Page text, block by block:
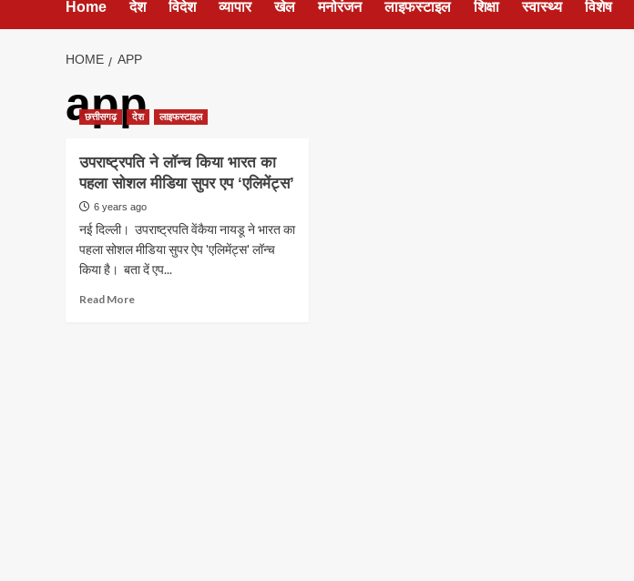
Home देश विदेश व्यापार खेल मनोरंजन लाइफस्टाइल शिक्षा स्वास्थ्य विशेष
HOME APP
app
छत्तीसगढ़ देश लाइफस्टाइल
उपराष्ट्रपति ने लॉन्च किया भारत का
पहला सोशल मीडिया सुपर एप ‘एलिमेंट्स’
6 years ago
नई दिल्ली। उपराष्ट्रपति वेंकैया नायडू ने भारत का
पहला सोशल मीडिया सुपर ऐप 'एलिमेंट्स' लॉन्च
किया है। बता दें एप...
Read MoreRead